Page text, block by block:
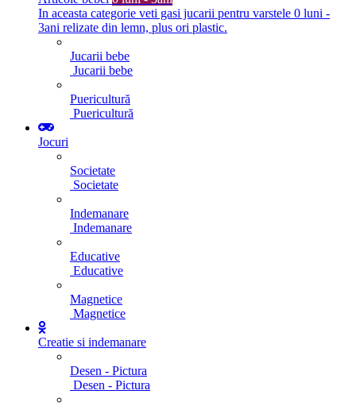
In aceasta categorie veti gasi jucarii pentru varstele 0 luni -
3ani relizate din lemn, plus ori plastic.
Jucarii bebe
Jucarii bebe
Puericultură
Puericultură
Jocuri
Societate
Societate
Indemanare
Indemanare
Educative
Educative
Magnetice
Magnetice
Creatie si indemanare
Desen - Pictura
Desen - Pictura